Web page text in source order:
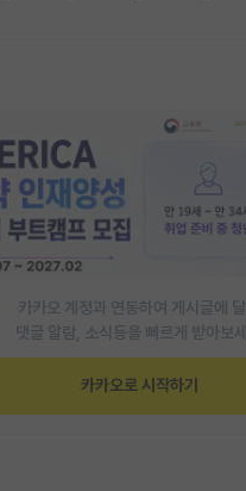
게시판
시판
열 게시판
대학원 게시판
게시판
시판
카카오 계정과 연동하여 게시글에
댓글 알람, 소식등을 빠르게 받아보
카카오로 시작하기